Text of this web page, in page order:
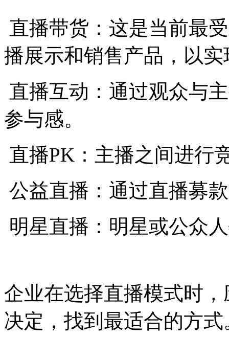
直播带货：这是当前最
播展示和销售产品，以
直播互动：通过观众与
参与感。
直播PK：主播之间进行
公益直播：通过直播募
明星直播：明星或公众
企业在选择直播模式时
决定，找到最适合的方式